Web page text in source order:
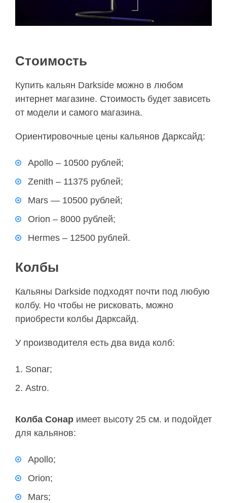
Стоимость
Купить кальян Darkside можно в любом
интернет магазине. Стоимость будет зависеть
от модели и самого магазина.
Ориентировочные цены кальянов Дарксайд:
Apollo – 10500 рублей;
Zenith – 11375 рублей;
Mars — 10500 рублей;
Orion – 8000 рублей;
Hermes – 12500 рублей.
Колбы
Кальяны Darkside подходят почти под любую
колбу. Но чтобы не рисковать, можно
приобрести колбы Дарксайд.
У производителя есть два вида колб:
Sonar;
Astro.
Колба Сонар имеет высоту 25 см. и подойдет
для кальянов:
Apollo;
Orion;
Mars;